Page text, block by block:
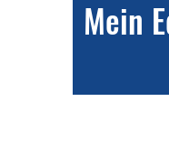
Mein